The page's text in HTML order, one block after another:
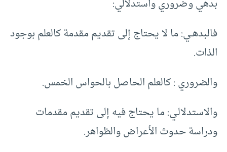
بدهي وضروري واستدلالي:
فالبدهــي: ما لا يحتاج إلى تقديم مقدمة كالعلم بوجود
الذات.
والضروري : كالعلم الحاصل بالحواس الخمس.
والاستدلالـي: ما يحتاج فيه إلى تقديم مقدمات
ودراسة حدوث الأعراض والظواهر.